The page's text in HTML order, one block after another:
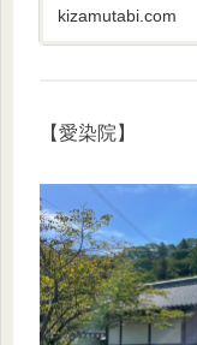
kizamutabi.com
【愛染院】